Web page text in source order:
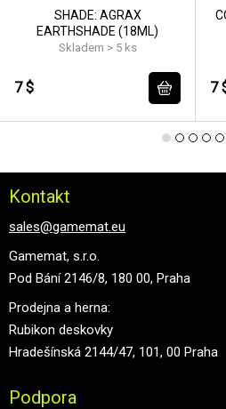
SHADE: AGRAX
EARTHSHADE (18ML)
Skladem > 5 ks
7 $ 7
Kontakt
sales@gamemat.eu
Gamemat, s.r.o.
Pod Bání 2146/8, 180 00, Praha
Prodejna a herna:
Rubikon deskovky
Hradešínská 2144/47, 101, 00 Praha
Podpora